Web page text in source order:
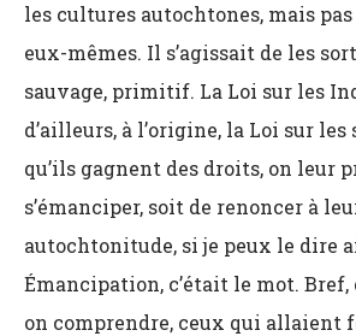
les cultures autochtones, mais
eux-mêmes. Il s’agissait de les
sauvage, primitif. La Loi sur les
d’ailleurs, à l’origine, la Loi sur les
qu’ils gagnent des droits, on leur
s’émanciper, soit de renoncer à
autochtonitude, si je peux le dire
Émancipation, c’était le mot. Bref,
on comprendre, ceux qui allaient